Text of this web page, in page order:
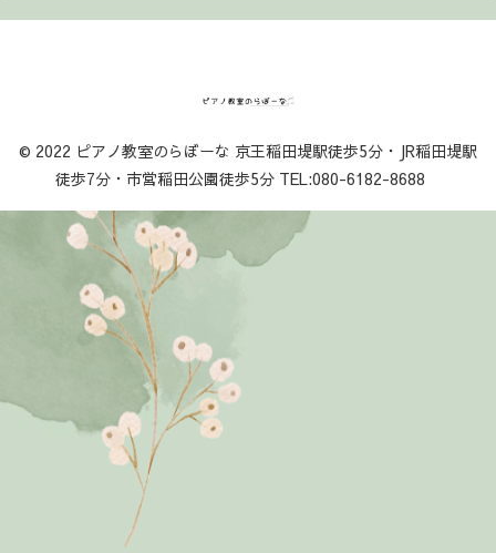
© 2022 ピアノ教室のらぼーな 京王稲田堤駅徒歩5分・JR稲田堤駅
徒歩7分・市営稲田公園徒歩5分 TEL:080-6182-8688